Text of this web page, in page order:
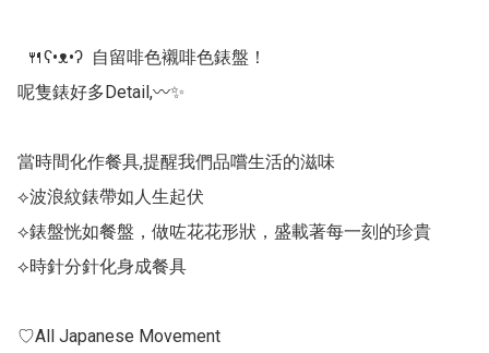
呢隻錶好多Detail,〰️✨
當時間化作餐具,提醒我們品嚐生活的滋味
⟡波浪紋錶帶如人生起伏
⟡錶盤恍如餐盤，做咗花花形狀，盛載著每一刻的珍貴
⟡時針分針化身成餐具
♡All Japanese Movement